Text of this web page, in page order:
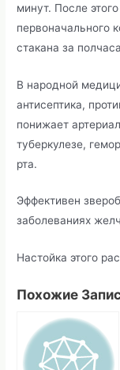
минут. После
первоначального
стакана за
В народной
антисептика,
понижает
туберкулезе,
рта.
Эффективен
заболеваниях
Настойка этого
Похожие